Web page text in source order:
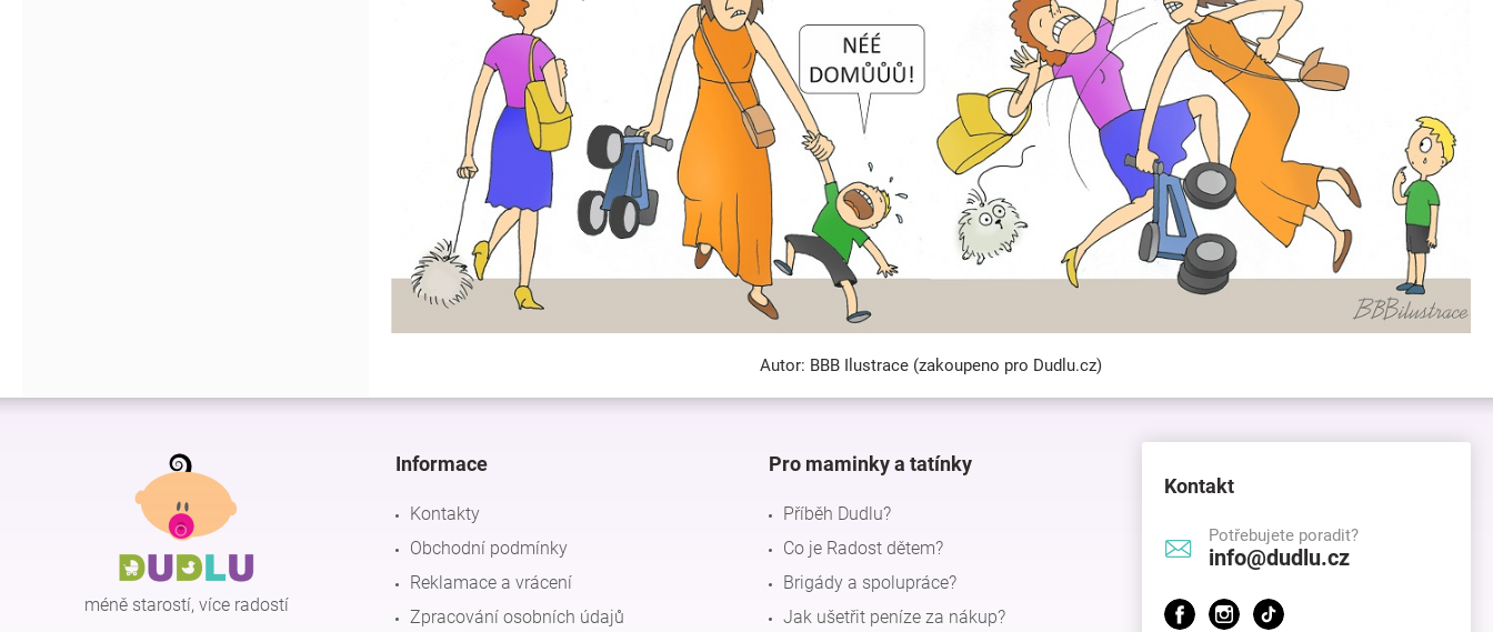
Autor: BBB Ilustrace (zakoupeno pro Dudlu.cz)
Z
méně starostí, více radostí
Informace
Kontakty
Obchodní podmínky
Reklamace a vrácení
Zpracování osobních údajů
Pro maminky a tatínky
Příběh Dudlu?
Co je Radost dětem?
Brigády a spolupráce?
Jak ušetřit peníze za nákup?
Kontakt
Potřebujete poradit?
info@dudlu.cz